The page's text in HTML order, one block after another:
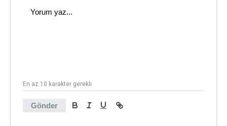
Gönder
En az 10 karakter gerekli